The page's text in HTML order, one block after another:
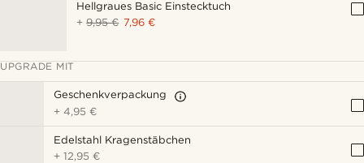
Hellgraues Basic Einstecktuch
+9,95 € 7,96 €
UPGRADE MIT
Geschenkverpackung
+4,95 €
Edelstahl Kragenstäbchen
+12,95 €